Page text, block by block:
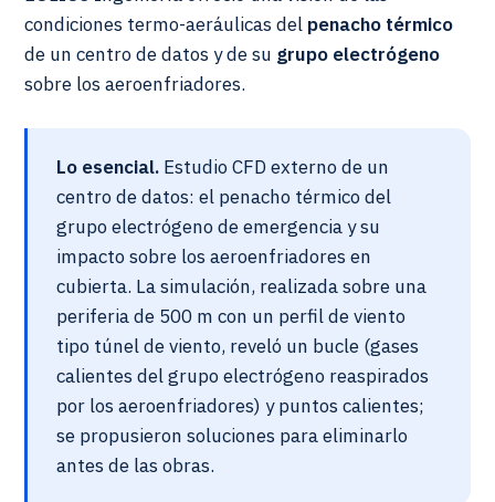
condiciones termo-aeráulicas del penacho térmico
de un centro de datos y de su grupo electrógeno
sobre los aeroenfriadores.
Lo esencial. Estudio CFD externo de un
centro de datos: el penacho térmico del
grupo electrógeno de emergencia y su
impacto sobre los aeroenfriadores en
cubierta. La simulación, realizada sobre una
periferia de 500 m con un perfil de viento
tipo túnel de viento, reveló un bucle (gases
calientes del grupo electrógeno reaspirados
por los aeroenfriadores) y puntos calientes;
se propusieron soluciones para eliminarlo
antes de las obras.